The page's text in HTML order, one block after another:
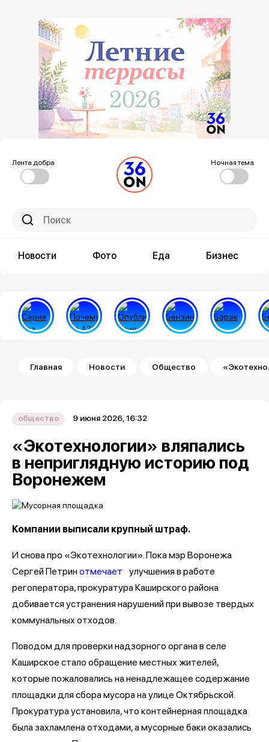
Лента добра Ночная тема
Новости Фото Еда Бизнес
Строка навигации
Главная Новости Общество
общество 9 июня 2026, 16:32
«Экотехнологии» вляпались
в неприглядную историю под
Воронежем
Компании выписали крупный штраф.
И снова про «Экотехнологии». Пока мэр Воронежа
Сергей Петринотмечает
улучшения в работе
регоператора, прокуратура Каширского района
добивается устранения нарушений при вывозе твердых
коммунальных отходов.
Поводом для проверки надзорного органа в селе
Каширское стало обращение местных жителей,
которые пожаловались на ненадлежащее содержание
площадки для сбора мусора на улице Октябрьской.
Прокуратура установила, что контейнерная площадка
была захламлена отходами, а мусорные баки оказались